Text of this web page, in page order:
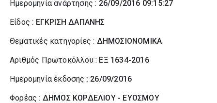
Ημερομηνία ανάρτησης : 26/09/2016 09:15:27
Είδος : ΕΓΚΡΙΣΗ ΔΑΠΑΝΗΣ
Θεματικές κατηγορίες : ΔΗΜΟΣΙΟΝΟΜΙΚΑ
Αριθμός Πρωτοκόλλου : ΕΞ 1634-2016
Ημερομηνία έκδοσης : 26/09/2016
Φορέας : ΔΗΜΟΣ ΚΟΡΔΕΛΙΟΥ - ΕΥΟΣΜΟΥ